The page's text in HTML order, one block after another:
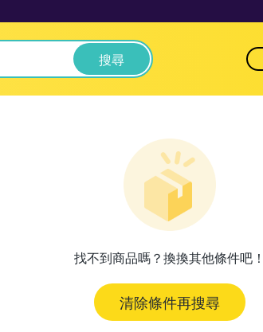
搜尋
找不到商品嗎？換換其他條件吧！
清除條件再搜尋